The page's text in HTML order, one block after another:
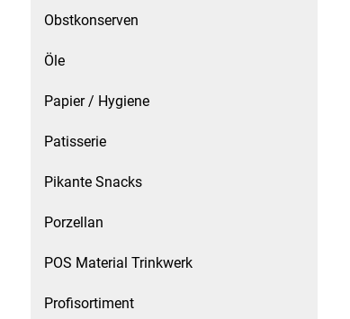
Obst
Obstkonserven
Porzellan
Obstkonserven
Öle
Papier / Hygiene
Patisserie
Pikante Snacks
Porzellan
POS Material Trinkwerk
Profisortiment